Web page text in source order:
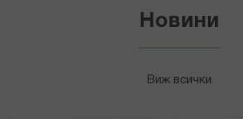
Новини
Виж всички